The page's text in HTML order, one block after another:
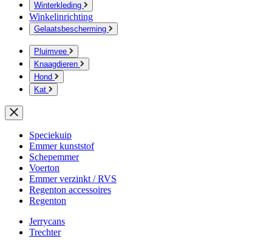
Winterkleding
Winkelinrichting
Gelaatsbescherming
Pluimvee
Knaagdieren
Hond
Kat
Speciekuip
Emmer kunststof
Schepemmer
Voerton
Emmer verzinkt / RVS
Regenton accessoires
Regenton
Jerrycans
Trechter